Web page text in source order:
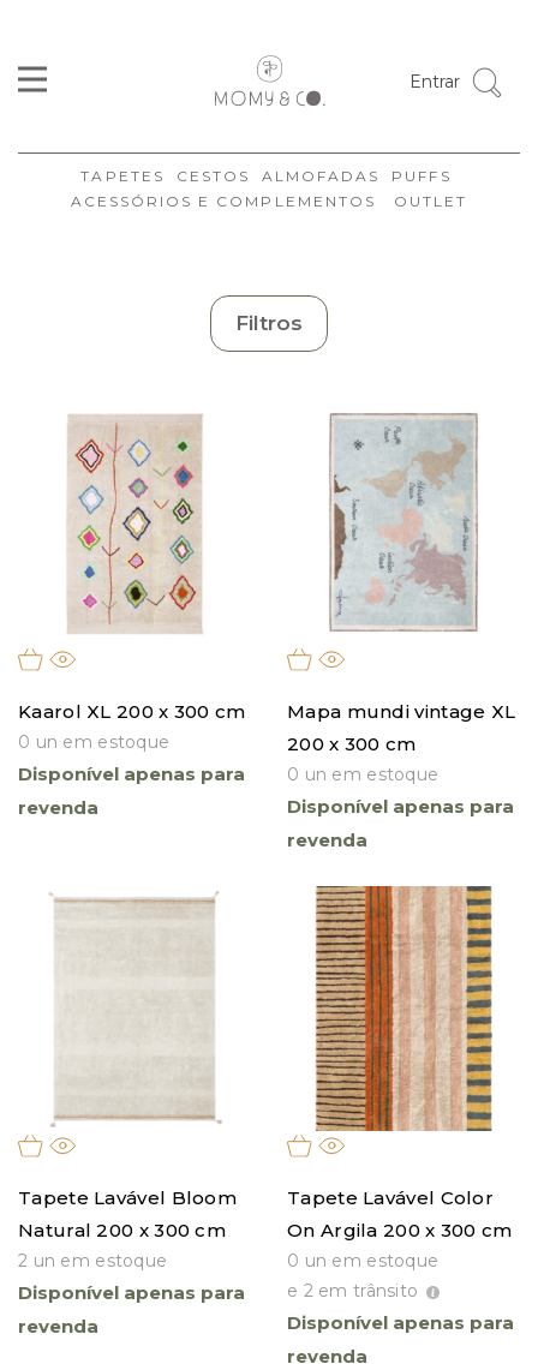
Entrar
TAPETES CESTOS ALMOFADAS
PUFFS
ACESSÓRIOS E COMPLEMENTOS
OUTLET
Cor
Formato
Coleção
Limpar
filtro
Filtros
Kaarol XL 200 x 300 cm
0 un em estoque
Disponível apenas para
revenda
Mapa mundi vintage XL
200 x 300 cm
0 un em estoque
Disponível apenas para
revenda
Tapete Lavável Bloom
Natural 200 x 300 cm
2 un em estoque
Disponível apenas para
revenda
Tapete Lavável Color
On Argila 200 x 300 cm
0 un em estoque
e 2 em trânsito
Disponível apenas para
revenda